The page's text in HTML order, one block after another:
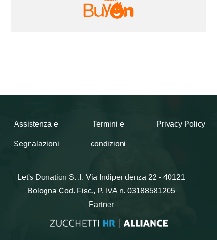
Assistenza e
Segnalazioni
Termini e
condizioni
Privacy Policy
Let's Donation S.r.l. Via Indipendenza 22 - 40121
Bologna Cod. Fisc., P. IVA n. 03188581205
Partner